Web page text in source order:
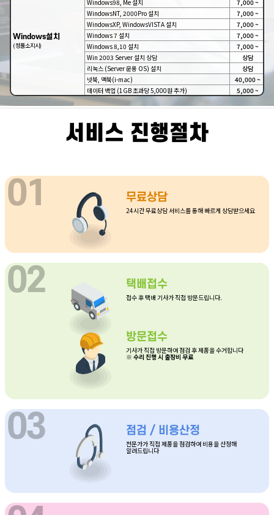
Windows설치
(정품소지시)
Windows98, Me 설치
7,000 ~
WindowsNT, 2000Pro 설치
7,000 ~
WindowsXP, WindowsVISTA 설치
7,000 ~
Windows 7 설치
7,000 ~
Windows 8,10 설치
7,000 ~
Win 2003 Server 설치 상담
상담
리눅스 (Server 운용 OS) 설치
상담
넷북, 맥북(i-mac)
40,000 ~
데이터 백업 (1GB 초과당 5,000원 추가)
5,000 ~
서비스 진행절차
무료상담
24시간 무료상담 서비스를 통해 빠르게 상담받으세요
택배접수
접수 후 택배 기사가 직접 방문드립니다.
방문접수
기사가 직접 방문하여 점검 후 제품을 수거합니다
※ 수리 진행 시 출장비 무료
점검 / 비용산정
전문가가 직접 제품을 점검하여 비용을 산정해
알려드립니다